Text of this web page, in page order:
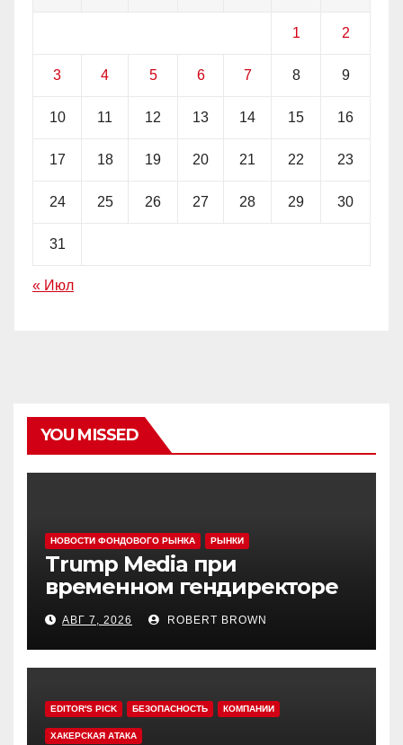
1 2
3 4 5 6 7 8 9
10 11 12 13 14 15 16
17 18 19 20 21 22 23
24 25 26 27 28 29 30
31
« Июл
YOU MISSED
НОВОСТИ ФОНДОВОГО РЫНКА РЫНКИ
Trump Media при
временном гендиректоре
МакГерне сократила число
сделок с криптовалютами
АВГ 7, 2026 ROBERT BROWN
EDITOR'S PICK БЕЗОПАСНОСТЬ КОМПАНИИ
ХАКЕРСКАЯ АТАКА